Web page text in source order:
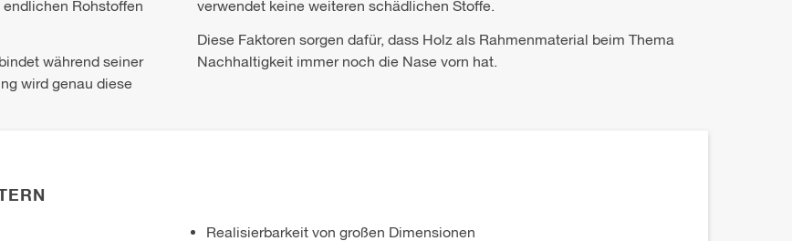
Rohstoffen
während seiner
wird genau diese
verwendet keine weiteren schädlichen Stoffe.
Diese Faktoren sorgen dafür, dass Holz als Rahmenmaterial beim Thema
Nachhaltigkeit immer noch die Nase vorn hat.
Realisierbarkeit von großen Dimensionen